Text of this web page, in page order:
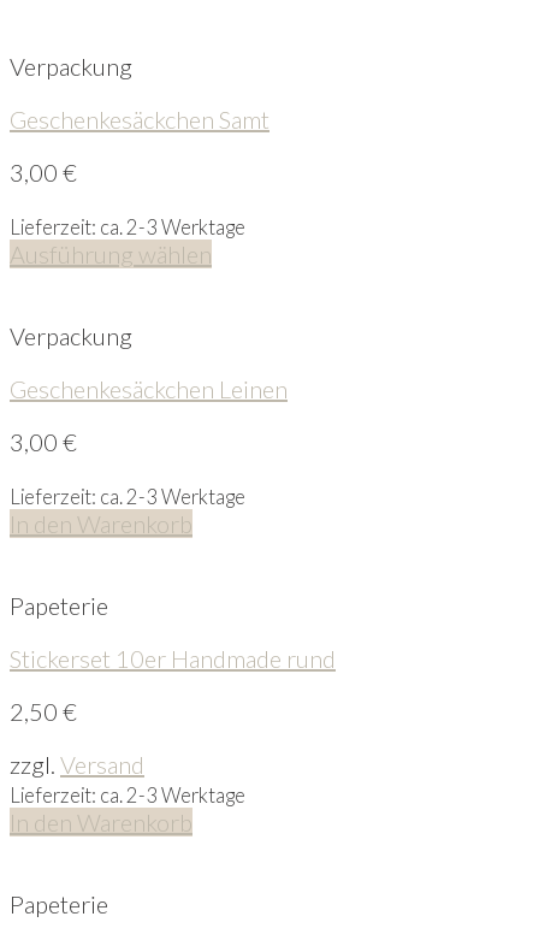
Verpackung
Geschenkesäckchen Samt
3,00 €
Lieferzeit: ca. 2-3 Werktage
Ausführung wählen
Verpackung
Geschenkesäckchen Leinen
3,00 €
Lieferzeit: ca. 2-3 Werktage
In den Warenkorb
Papeterie
Stickerset 10er Handmade rund
2,50 €
zzgl. Versand
Lieferzeit: ca. 2-3 Werktage
In den Warenkorb
Papeterie